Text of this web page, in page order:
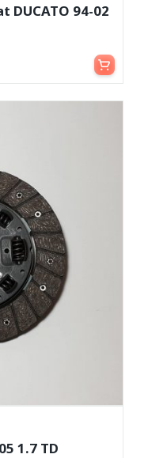
94-02
Aggiungi al carrello
1.7 TD